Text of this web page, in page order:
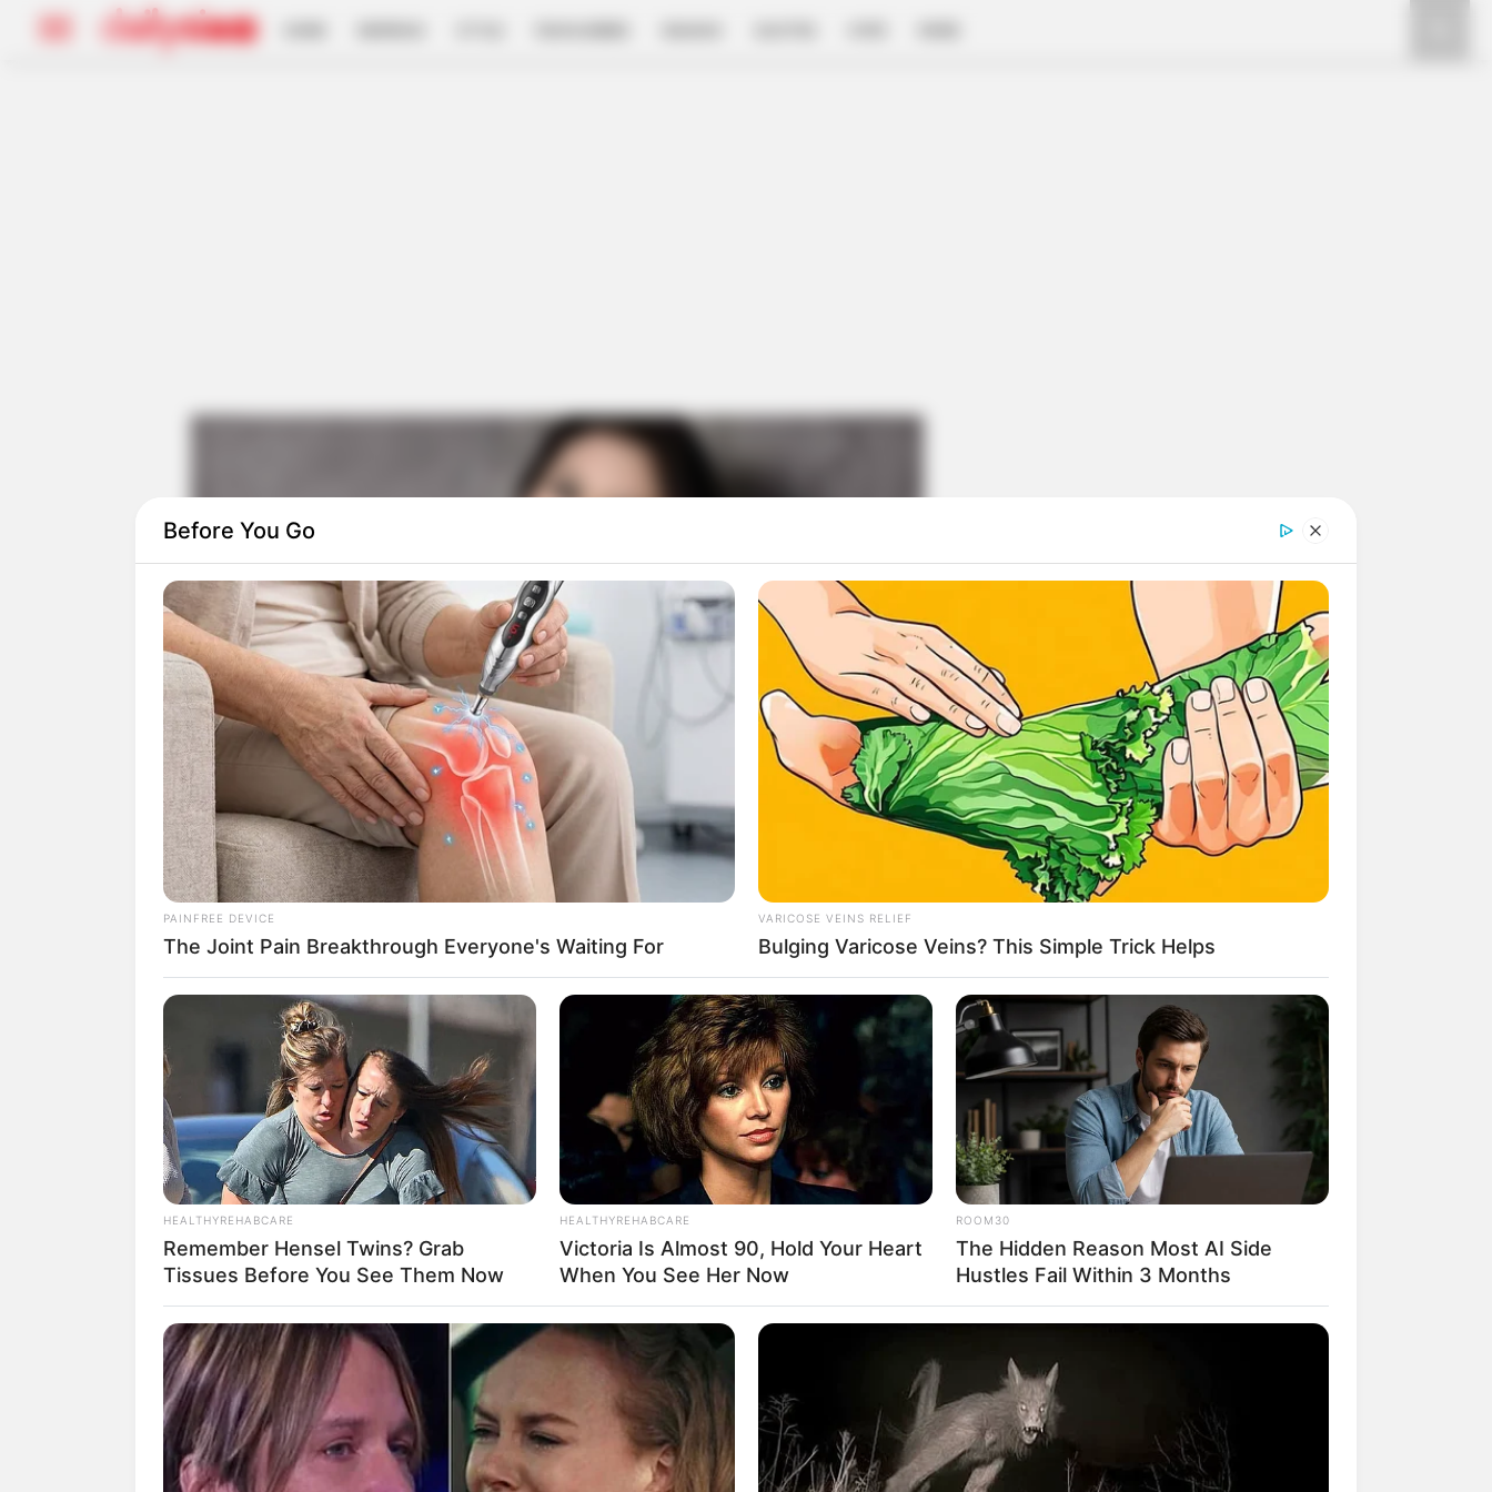
Marissa Anita
fans love
VOTE
Tanggal Lahir:
19 Maret 1983
Tempat Lahir:
Surabaya Jawa Timur
Indonesia
43 Tahun
Profesi:
Aktris Jurnalis,Presenter
Pelanggan Ini Bikin Auto
Before You Go
PAINFREE DEVICE
The Joint Pain Breakthrough Everyone's Waiting For
VARICOSE VEINS RELIEF
Bulging Varicose Veins? This Simple Trick Helps
HEALTHYREHABCARE
Remember Hensel Twins? Grab
Tissues Before You See Them Now
HEALTHYREHABCARE
Victoria Is Almost 90, Hold Your Heart
When You See Her Now
ROOM30
The Hidden Reason Most AI Side
Hustles Fail Within 3 Months